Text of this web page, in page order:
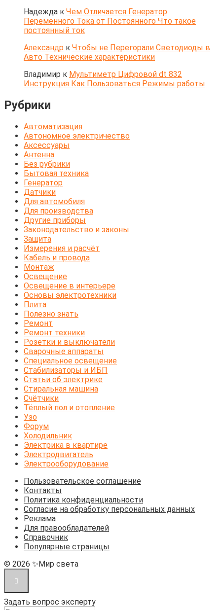
Надежда к Чем Отличается Генератор
Переменного Тока от Постоянного Что такое
постоянный ток
Александр к Чтобы не Перегорали Светодиоды в
Авто Технические характеристики
Владимир к Мультиметр Цифровой dt 832
Инструкция Как Пользоваться Режимы работы
Рубрики
Автоматизация
Автономное электричество
Аксессуары
Антенна
Без рубрики
Бытовая техника
Генератор
Датчики
Для автомобиля
Для производства
Другие приборы
Законодательство и законы
Защита
Измерения и расчёт
Кабель и провода
Монтаж
Освещение
Освещение в интерьере
Основы электротехники
Плита
Полезно знать
Ремонт
Ремонт техники
Розетки и выключатели
Сварочные аппараты
Специальное освещение
Стабилизаторы и ИБП
Статьи об электрике
Стиральная машина
Счётчики
Тёплый пол и отопление
Узо
Форум
Холодильник
Электрика в квартире
Электродвигатель
Электрооборудование
Пользовательское соглашение
Контакты
Политика конфиденциальности
Согласие на обработку персональных данных
Реклама
Для правообладателей
Справочник
Популярные страницы
© 2026 ✨Мир света
Задать вопрос эксперту